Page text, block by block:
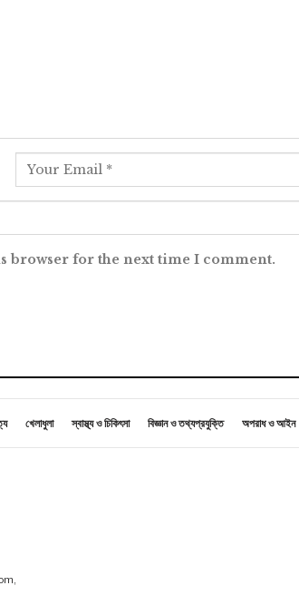
browser for the next time I comment.
খেলাধুলা স্বাস্থ্য ও চিকিৎসা বিজ্ঞান ও তথ্যপ্রযুক্তি অপরাধ ও আইন